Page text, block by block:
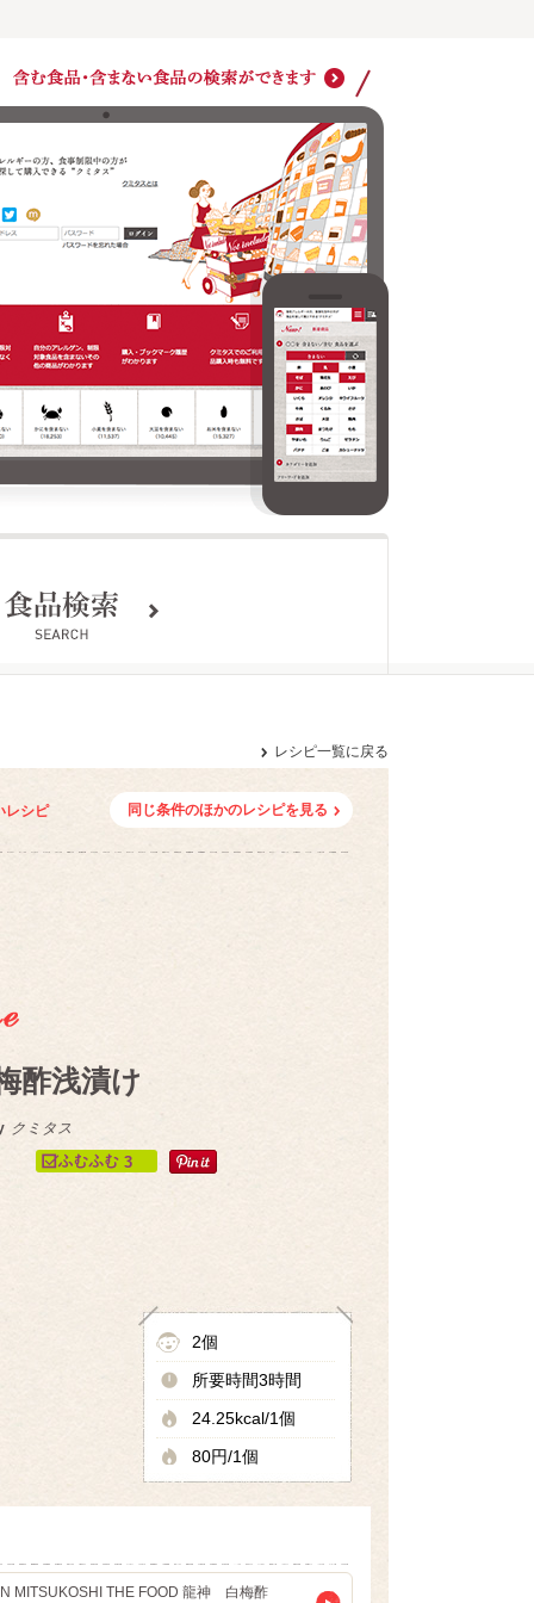
クミタスでのご利用は商品購入時も無料です
レシピ一覧に戻る
レシピ 同じ条件のほかのレシピを見る
酢浅漬け
クミタス
3
2個
所要時間3時間
24.25kcal/1個
80円/1個
MITSUKOSHI THE FOOD 龍神 白梅酢